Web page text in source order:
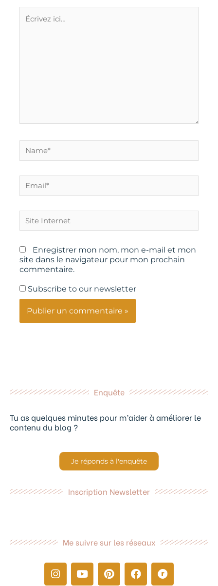
ici…
Internet
Enregistrer mon nom, mon e-mail et mon
site dans le navigateur pour mon prochain
commentaire.
Subscribe to our newsletter
Enquête
Tu as quelques minutes pour m’aider à améliorer le
contenu du blog ?
Je réponds à l'enquête
Inscription Newsletter
Me suivre sur les réseaux
I
n
Y
o
P
i
F
a
R
a